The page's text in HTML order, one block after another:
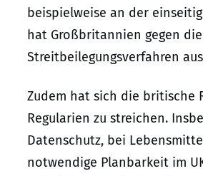
beispielweise an der
hat Großbritannien gegen
Streitbeilegungsverfahren
Zudem hat sich die britische
Regularien zu streichen.
Datenschutz, bei
notwendige Planbarkeit im